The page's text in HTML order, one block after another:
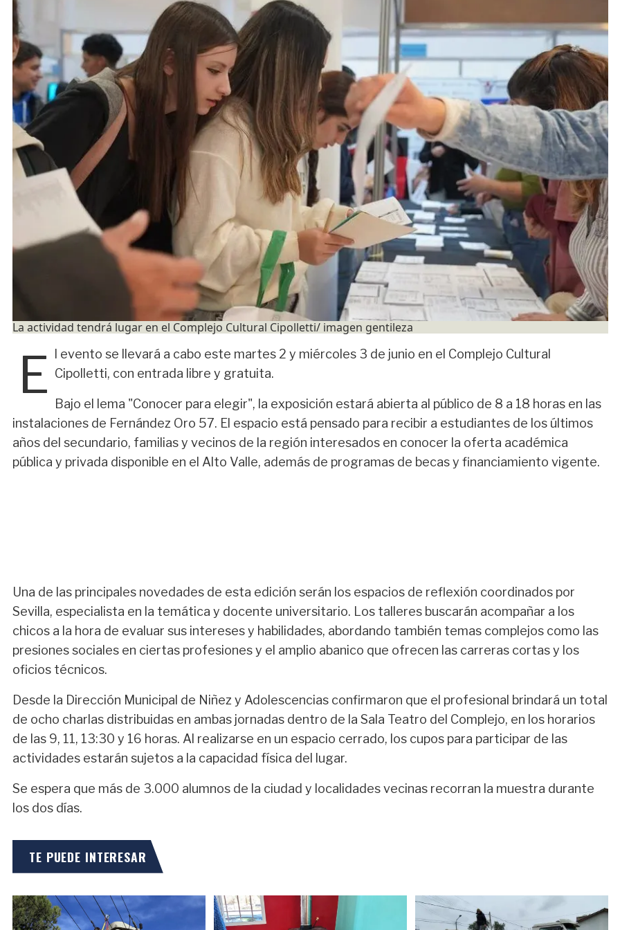
La actividad tendrá lugar en el Complejo Cultural Cipolletti/ imagen gentileza
E l evento se llevará a cabo este martes 2 y miércoles 3 de junio en el Complejo Cultural
Cipolletti, con entrada libre y gratuita.
Bajo el lema "Conocer para elegir", la exposición estará abierta al público de 8 a 18 horas en las
instalaciones de Fernández Oro 57. El espacio está pensado para recibir a estudiantes de los últimos
años del secundario, familias y vecinos de la región interesados en conocer la oferta académica
pública y privada disponible en el Alto Valle, además de programas de becas y financiamiento vigente.
Una de las principales novedades de esta edición serán los espacios de reflexión coordinados por
Sevilla, especialista en la temática y docente universitario. Los talleres buscarán acompañar a los
chicos a la hora de evaluar sus intereses y habilidades, abordando también temas complejos como las
presiones sociales en ciertas profesiones y el amplio abanico que ofrecen las carreras cortas y los
oficios técnicos.
Desde la Dirección Municipal de Niñez y Adolescencias confirmaron que el profesional brindará un total
de ocho charlas distribuidas en ambas jornadas dentro de la Sala Teatro del Complejo, en los horarios
de las 9, 11, 13:30 y 16 horas. Al realizarse en un espacio cerrado, los cupos para participar de las
actividades estarán sujetos a la capacidad física del lugar.
Se espera que más de 3.000 alumnos de la ciudad y localidades vecinas recorran la muestra durante
los dos días.
TE PUEDE INTERESAR